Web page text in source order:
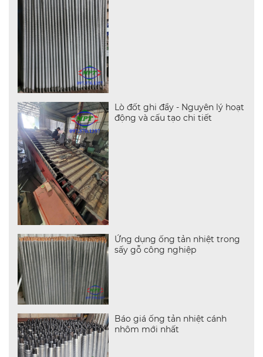
Lò đốt ghi đẩy - Nguyên lý hoạt
động và cấu tạo chi tiết
Ứng dụng ống tản nhiệt trong
sấy gỗ công nghiệp
Báo giá ống tản nhiệt cánh
nhôm mới nhất